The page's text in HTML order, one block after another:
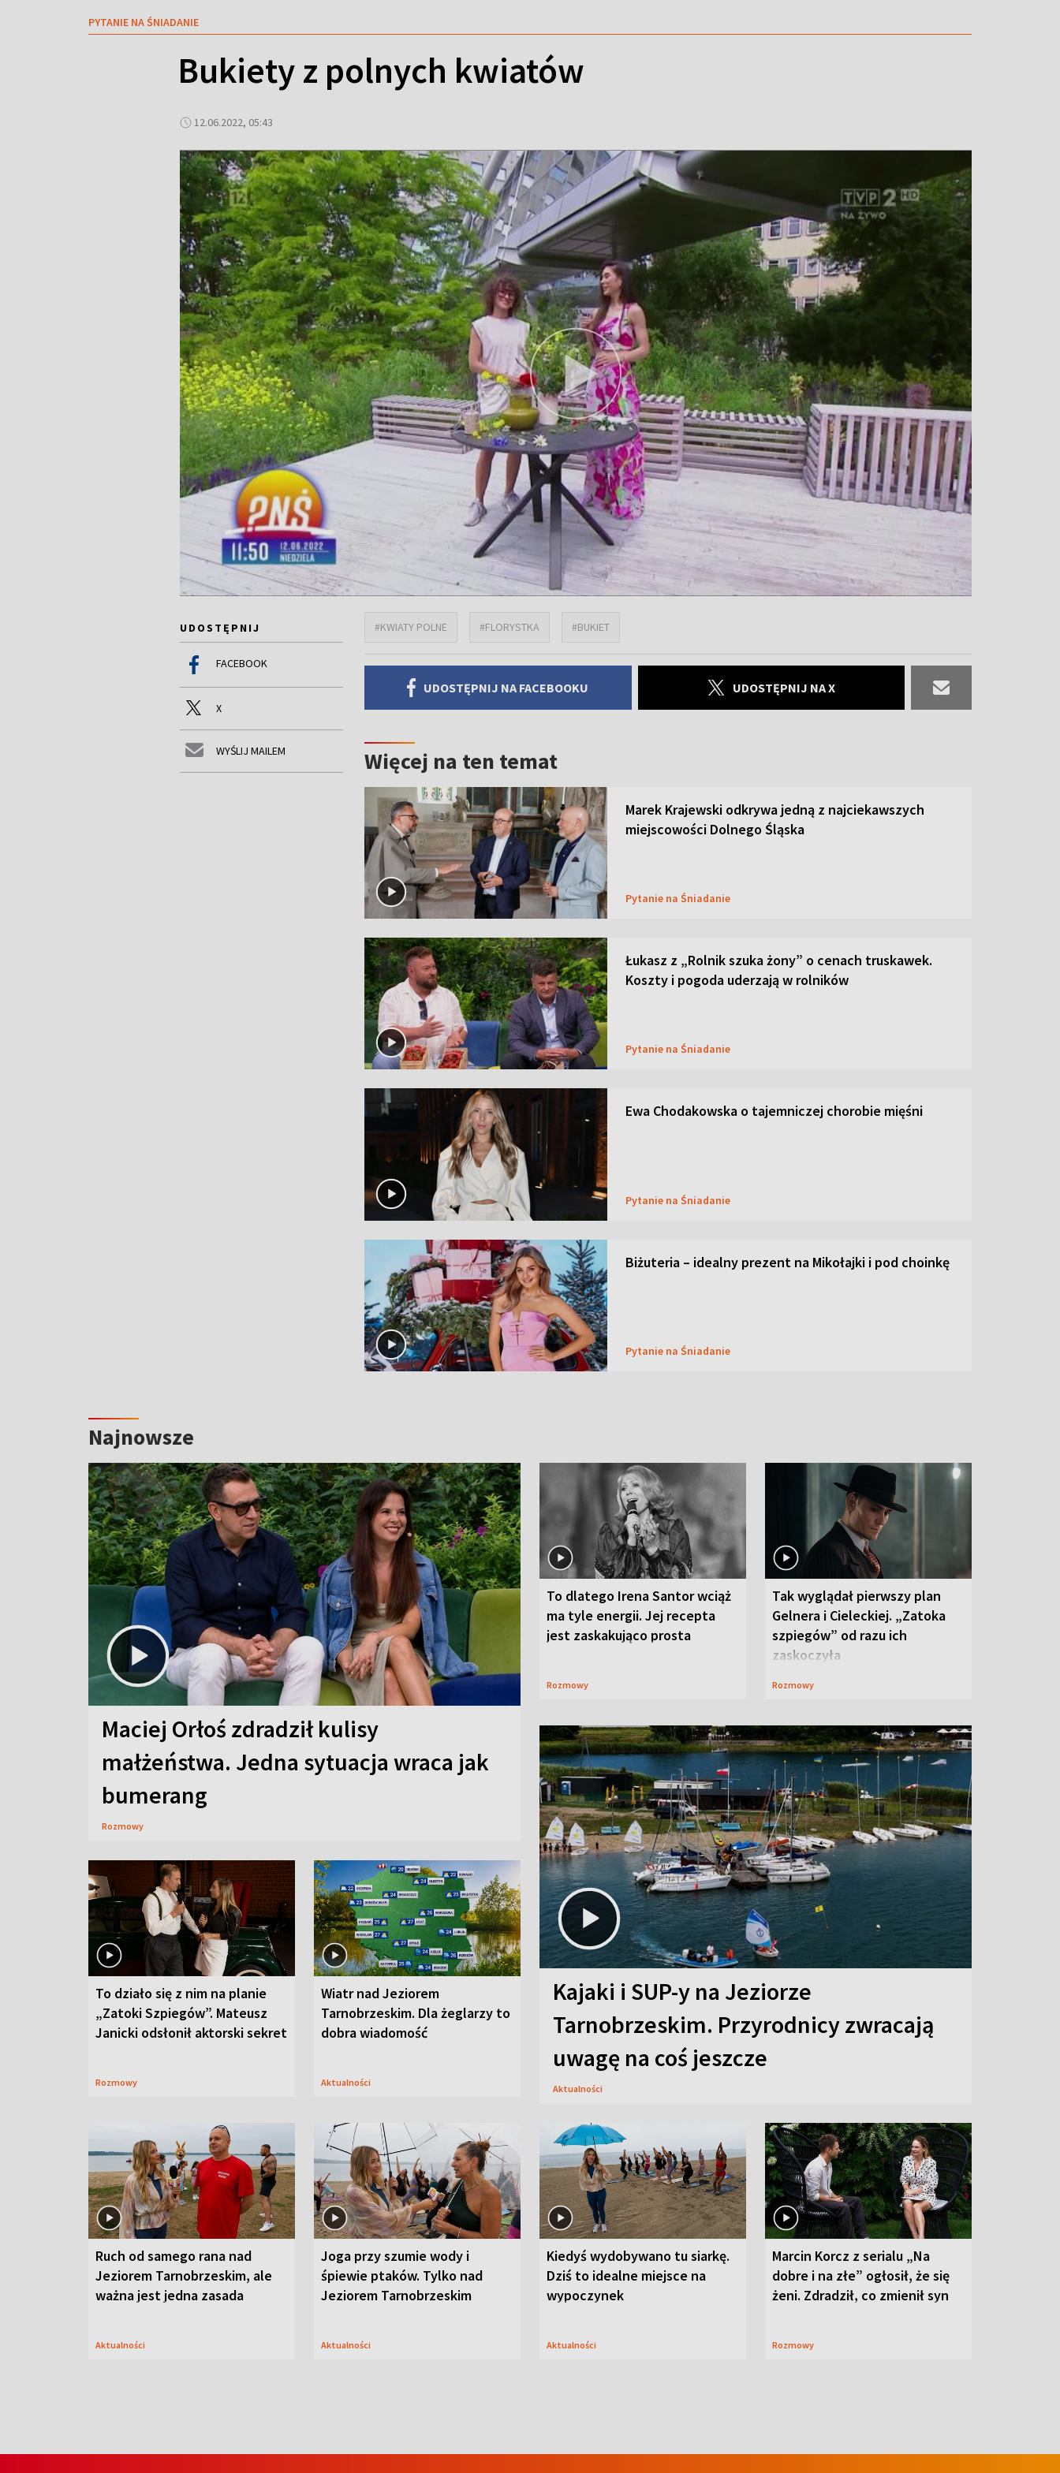
PYTANIE NA ŚNIADANIE
Bukiety z polnych kwiatów
12.06.2022, 05:43
UDOSTĘPNIJ
FACEBOOK
X
WYŚLIJ MAILEM
#KWIATY POLNE #FLORYSTKA #BUKIET
UDOSTĘPNIJ NA FACEBOOKU UDOSTĘPNIJ NA X
Więcej na ten temat
Marek Krajewski odkrywa jedną z najciekawszych
miejscowości Dolnego Śląska
Pytanie na Śniadanie
Łukasz z „Rolnik szuka żony” o cenach truskawek.
Koszty i pogoda uderzają w rolników
Pytanie na Śniadanie
Ewa Chodakowska o tajemniczej chorobie mięśni
Pytanie na Śniadanie
Biżuteria – idealny prezent na Mikołajki i pod choinkę
Pytanie na Śniadanie
Najnowsze
Maciej Orłoś zdradził kulisy
małżeństwa. Jedna sytuacja wraca jak
bumerang
Rozmowy
To dlatego Irena Santor wciąż
ma tyle energii. Jej recepta
jest zaskakująco prosta
Rozmowy
Tak wyglądał pierwszy plan
Gelnera i Cieleckiej. „Zatoka
szpiegów” od razu ich
zaskoczyła
Rozmowy
To działo się z nim na planie
„Zatoki Szpiegów”. Mateusz
Janicki odsłonił aktorski sekret
Rozmowy
Wiatr nad Jeziorem
Tarnobrzeskim. Dla żeglarzy to
dobra wiadomość
Aktualności
Kajaki i SUP-y na Jeziorze
Tarnobrzeskim. Przyrodnicy zwracają
uwagę na coś jeszcze
Aktualności
Ruch od samego rana nad
Jeziorem Tarnobrzeskim, ale
ważna jest jedna zasada
Aktualności
Joga przy szumie wody i
śpiewie ptaków. Tylko nad
Jeziorem Tarnobrzeskim
Aktualności
Kiedyś wydobywano tu siarkę.
Dziś to idealne miejsce na
wypoczynek
Aktualności
Marcin Korcz z serialu „Na
dobre i na złe” ogłosił, że się
żeni. Zdradził, co zmienił syn
Rozmowy